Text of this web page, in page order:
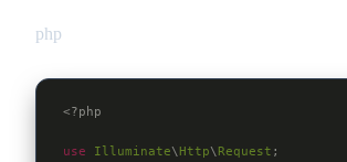
php
<?php
use Illuminate\Http\ Request